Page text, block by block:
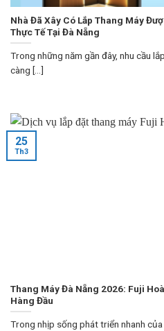
Nhà Đã Xây Có Lắp Thang Máy
Thực Tế Tại Đà Nẵng
Trong những năm gần đây, nhu cầu
càng [...]
Thang Máy Đà Nẵng 2026: Fuji
Hàng Đầu
Trong nhịp sống phát triển nhanh
25
Th3